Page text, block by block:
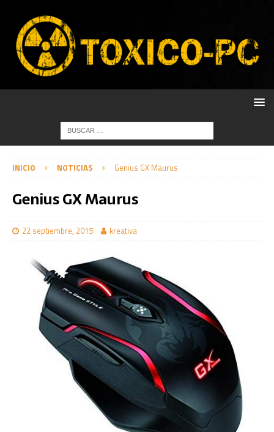
INICIO NOTICIAS Genius GX Maurus
Genius GX Maurus
22 septiembre, 2015 kreativa